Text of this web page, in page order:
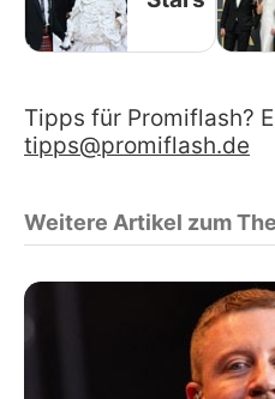
Tipps für Promiflash?
tipps@promiflash.de
Weitere Artikel zum